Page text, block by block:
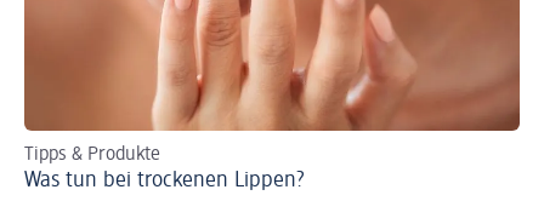
Tipps & Produkte
Was tun bei trockenen Lippen?